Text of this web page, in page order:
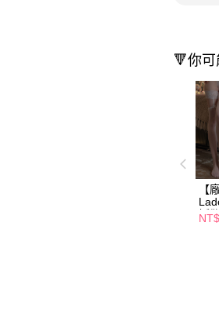
🔻你
【
妒
腿